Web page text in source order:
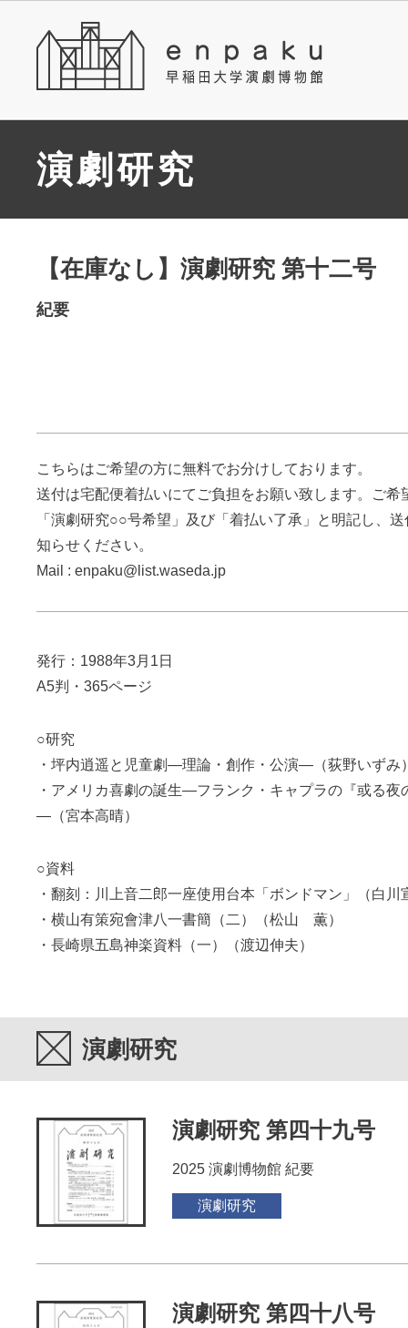
演劇研究
【在庫なし】演劇研究 第十二号
紀要
こちらはご希望の方に無料でお分けしております。
送付は宅配便着払いにてご負担をお願い致します。ご希
「演劇研究○○号希望」及び「着払い了承」と明記し、
知らせください。
Mail : enpaku@list.waseda.jp
発行：1988年3月1日
A5判・365ページ
○研究
・坪内逍遥と児童劇―理論・創作・公演―（荻野いずみ
・アメリカ喜劇の誕生―フランク・キャプラの『或る夜
―（宮本高晴）
○資料
・翻刻：川上音二郎一座使用台本「ボンドマン」（白川
・横山有策宛會津八一書簡（二）（松山 薫）
・長崎県五島神楽資料（一）（渡辺伸夫）
演劇研究
演劇研究 第四十九号
2025 演劇博物館 紀要
演劇研究
演劇研究 第四十八号